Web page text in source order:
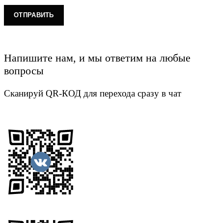
Напишите нам, и мы ответим на любые
вопросы
Сканируй QR-КОД для перехода сразу в чат